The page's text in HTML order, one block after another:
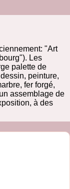
"Art
Les
palette de
peinture,
fer forgé,
assemblage de
à des